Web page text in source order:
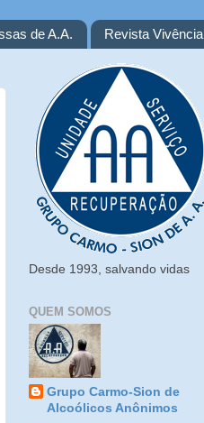
de A.A. Revista Vivência
Desde 1993, salvando vidas
QUEM SOMOS
Grupo Carmo-Sion de
Alcoólicos Anônimos